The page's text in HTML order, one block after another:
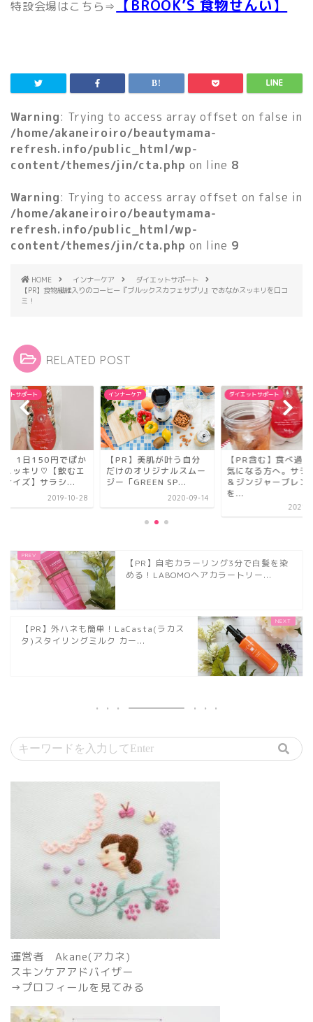
特設会場はこちら⇒ 【BROOK’S 食物せんい】
Warning: Trying to access array offset on false in
/home/akaneiroiro/beautymama-
refresh.info/public_html/wp-
content/themes/jin/cta.php on line 8
Warning: Trying to access array offset on false in
/home/akaneiroiro/beautymama-
refresh.info/public_html/wp-
content/themes/jin/cta.php on line 9
HOME インナーケア
ダイエットサポート
【PR】食物繊維入りのコーヒー『ブルックスカフェサプリ』でおなかスッキリを口コ
ミ！
RELATED POST
ーケア
】美肌が叶う自分
のオリジナルスムー
「GREEN SP...
2020-09-14
ダイエットサポート
【PR含む】食べ過ぎが
気になる方へ。サラシア
＆ジンジャーブレンド
2021-04-30
ダイエットサポート
【PR】1日150円で
ぽかスッキリ♡【飲
クササイズ】サラシ
【PR】自宅カラーリング3分で白髪を染
める！LABOMOヘアカラートリー...
【PR】外ハネも簡単！LaCasta(ラカス
タ)スタイリングミルク カー...
運営者 Akane(アカネ)
スキンケアアドバイザー
→プロフィールを見てみる